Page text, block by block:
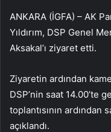
ANKARA (İGFA) – AK
Yıldırım, DSP Genel
Aksakal’ı ziyaret etti.
Ziyaretin ardından
DSP’nin saat 14.00’te
toplantısının ardından
açıklandı.